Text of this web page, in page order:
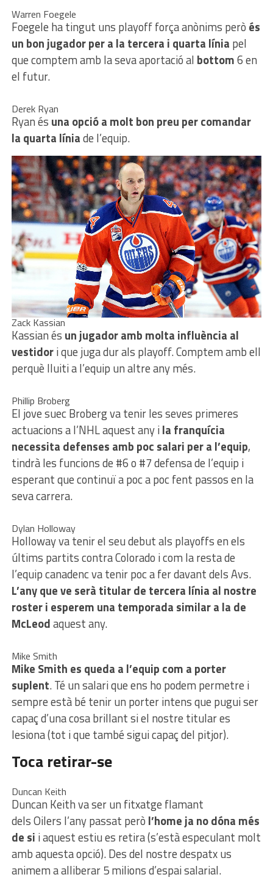
Warren Foegele
Foegele ha tingut uns playoff força anònims però és
un bon jugador per a la tercera i quarta línia pel
que comptem amb la seva aportació al bottom6 en
el futur.
Derek Ryan
Ryan és una opció a molt bon preu per comandar
la quarta líniade l’equip.
Zack Kassian
Kassian és un jugador amb molta influència al
vestidori que juga dur als playoff. Comptem amb ell
perquè lluiti a l’equip un altre any més.
Phillip Broberg
El jove suec Broberg va tenir les seves primeres
actuacions a l’NHL aquest any ila franquícia
necessita defenses amb poc salari per a l’equip,
tindrà les funcions de #6 o #7 defensa de l’equip i
esperant que continuï a poc a poc fent passos en la
seva carrera.
Dylan Holloway
Holloway va tenir el seu debut als playoffs en els
últims partits contra Colorado i com la resta de
l’equip canadenc va tenir poc a fer davant dels Avs.
L’any que ve serà titular de tercera línia al nostre
roster i esperem una temporada similar a la de
McLeodaquest any.
Mike Smith
Mike Smith es queda a l’equip com a porter
suplent. Té un salari que ens ho podem permetre i
sempre està bé tenir un porter intens que pugui ser
capaç d’una cosa brillant si el nostre titular es
lesiona (tot i que també sigui capaç del pitjor).
Toca retirar-se
Duncan Keith
Duncan Keith va ser un fitxatge flamant
dels Oilers l’any passat però l’home ja no dóna més
de si i aquest estiu es retira (s’està especulant molt
amb aquesta opció). Des del nostre despatx us
animem a alliberar 5 milions d’espai salarial.